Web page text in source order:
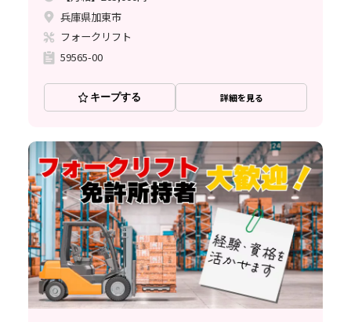
兵庫県加東市
フォークリフト
59565-00
キープする 詳細を見る